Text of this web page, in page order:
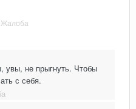
Жалоба
увы, не прыгнуть. Чтобы
с себя.